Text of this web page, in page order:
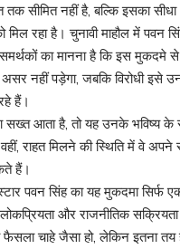
सीमित नहीं है, बल्कि इसका
मिल रहा है। चुनावी माहौल में पवन
समर्थकों का मानना है कि इस मुकदमे
नहीं पड़ेगा, जबकि विरोधी इसे
हैं।
आता है, तो यह उनके भविष्य के
राहत मिलने की स्थिति में वे अपने
हैं।
पवन सिंह का यह मुकदमा सिर्फ
और राजनीतिक
फैसला चाहे जैसा हो, लेकिन इतना